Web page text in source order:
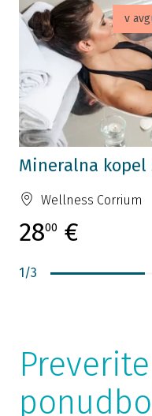
v
Mineralna kopel
Wellness Corrium
2800 €
1/3